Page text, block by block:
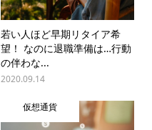
若い人ほど早期リタイア希
望！ なのに退職準備は…行動
の伴わな...
2020.09.14
仮想通貨